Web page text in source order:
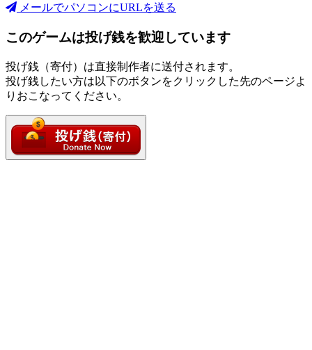
メールでパソコンにURLを送る
このゲームは投げ銭を歓迎しています
投げ銭（寄付）は直接制作者に送付されます。
投げ銭したい方は以下のボタンをクリックした先のページよ
りおこなってください。